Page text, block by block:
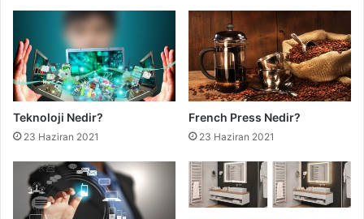
Teknoloji Nedir?
23 Haziran 2021
French Press Nedir?
23 Haziran 2021